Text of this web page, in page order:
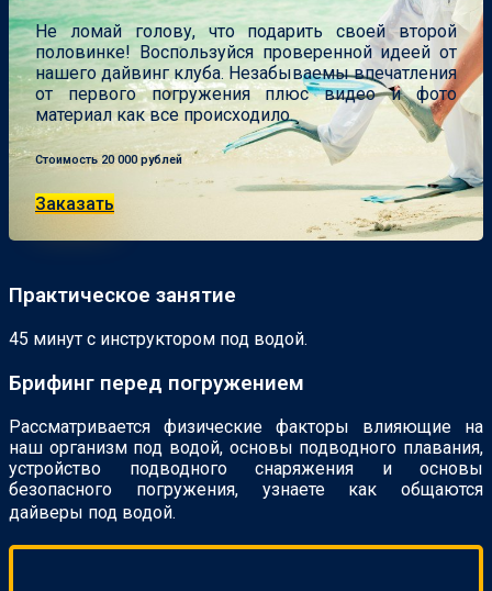
Не ломай голову, что подарить своей второй
половинке! Воспользуйся проверенной идеей от
нашего дайвинг клуба. Незабываемы впечатления
от первого погружения плюс видео и фото
материал как все происходило.
Стоимость 20 000 рублей
Заказать
Практическое занятие
45 минут с инструктором под водой.
Брифинг перед погружением
Рассматривается физические факторы влияющие на
наш организм под водой, основы подводного плавания,
устройство подводного снаряжения и основы
безопасного погружения, узнаете как общаются
дайверы под водой.